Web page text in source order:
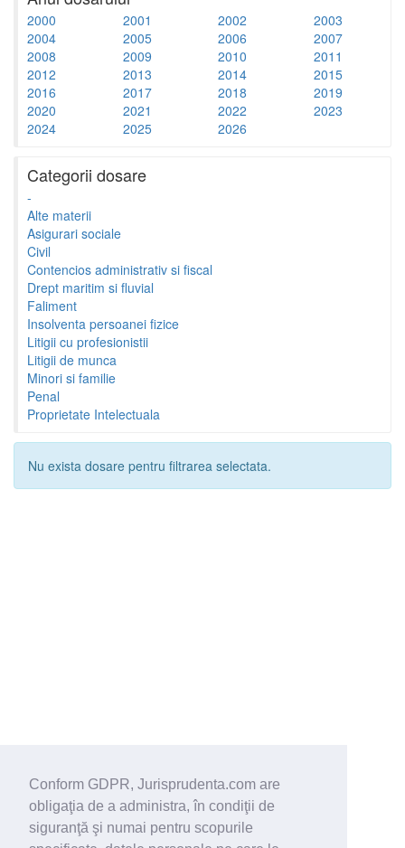
Conform GDPR, Jurisprudenta.com are
obligaţia de a administra, în condiţii de
siguranţă şi numai pentru scopurile
2000 2001 2002
2003
2004
2005 2006
2007
2008
2009 2010
2011
2012
2013 2014
2015
2016
2017 2018
2019
2020
2021 2022
2023
2024
2025 2026
Categorii dosare
-
Alte materii
Asigurari sociale
Civil
Contencios administrativ si fiscal
Drept maritim si fluvial
Faliment
Insolventa persoanei fizice
Litigii cu profesionistii
Litigii de munca
Minori si familie
Penal
Proprietate Intelectuala
Nu exista dosare pentru filtrarea selectata.